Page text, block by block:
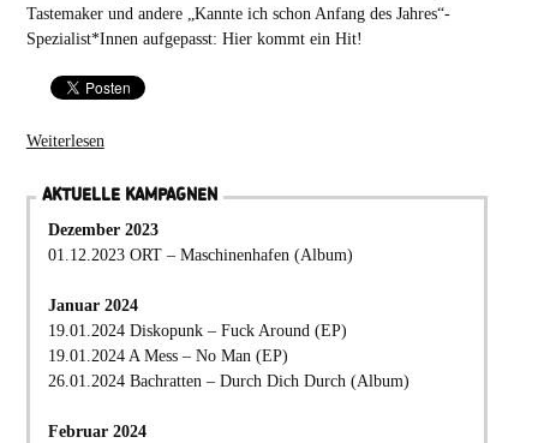
Tastemaker und andere „Kannte ich schon Anfang des Jahres“-
Spezialist*Innen aufgepasst: Hier kommt ein Hit!
Weiterlesen
AKTUELLE KAMPAGNEN
Dezember 2023
01.12.2023 ORT – Maschinenhafen (Album)
Januar 2024
19.01.2024 Diskopunk – Fuck Around (EP)
19.01.2024 A Mess – No Man (EP)
26.01.2024 Bachratten – Durch Dich Durch (Album)
Februar 2024